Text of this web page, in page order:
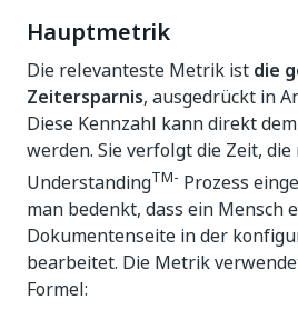
Hauptmetrik
Die relevanteste Metrik ist die
Zeitersparnis, ausgedrückt in
Diese Kennzahl kann direkt
werden. Sie verfolgt die Zeit,
UnderstandingTM- Prozess
man bedenkt, dass ein Mensch
Dokumentenseite in der
bearbeitet. Die Metrik
Formel: